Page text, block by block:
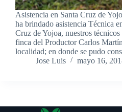
Asistencia en Santa Cruz de
ha brindado asistencia Técnica
Cruz de Yojoa, nuestros técnicos
finca del Productor Carlos
localidad; en donde se pudo
Jose Luis
mayo 16,